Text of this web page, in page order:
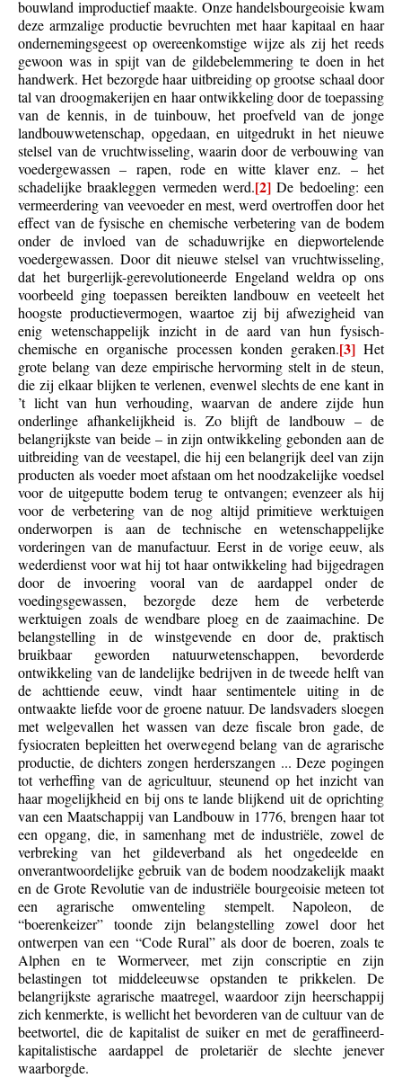
bouwland improductief maakte. Onze handelsbourgeoisie kwam
deze armzalige productie bevruchten met haar kapitaal en haar
ondernemingsgeest op overeenkomstige wijze als zij het reeds
gewoon was in spijt van de gildebelemmering te doen in het
handwerk. Het bezorgde haar uitbreiding op grootse schaal door
tal van droogmakerijen en haar ontwikkeling door de toepassing
van de kennis, in de tuinbouw, het proefveld van de jonge
landbouwwetenschap, opgedaan, en uitgedrukt in het nieuwe
stelsel van de vruchtwisseling, waarin door de verbouwing van
voedergewassen – rapen, rode en witte klaver enz. – het
schadelijke braakleggen vermeden werd.[2] De bedoeling: een
vermeerdering van veevoeder en mest, werd overtroffen door het
effect van de fysische en chemische verbetering van de bodem
onder de invloed van de schaduwrijke en diepwortelende
voedergewassen. Door dit nieuwe stelsel van vruchtwisseling,
dat het burgerlijk-gerevolutioneerde Engeland weldra op ons
voorbeeld ging toepassen bereikten landbouw en veeteelt het
hoogste productievermogen, waartoe zij bij afwezigheid van
enig wetenschappelijk inzicht in de aard van hun fysisch-
chemische en organische processen konden geraken.[3]Het
grote belang van deze empirische hervorming stelt in de steun,
die zij elkaar blijken te verlenen, evenwel slechts de ene kant in
’t licht van hun verhouding, waarvan de andere zijde hun
onderlinge afhankelijkheid is. Zo blijft de landbouw – de
belangrijkste van beide – in zijn ontwikkeling gebonden aan de
uitbreiding van de veestapel, die hij een belangrijk deel van zijn
producten als voeder moet afstaan om het noodzakelijke voedsel
voor de uitgeputte bodem terug te ontvangen; evenzeer als hij
voor de verbetering van de nog altijd primitieve werktuigen
onderworpen is aan de technische en wetenschappelijke
vorderingen van de manufactuur. Eerst in de vorige eeuw, als
wederdienst voor wat hij tot haar ontwikkeling had bijgedragen
door de invoering vooral van de aardappel onder de
voedingsgewassen, bezorgde deze hem de verbeterde
werktuigen zoals de wendbare ploeg en de zaaimachine. De
belangstelling in de winstgevende en door de, praktisch
bruikbaar geworden natuurwetenschappen, bevorderde
ontwikkeling van de landelijke bedrijven in de tweede helft van
de achttiende eeuw, vindt haar sentimentele uiting in de
ontwaakte liefde voor de groene natuur. De landsvaders sloegen
met welgevallen het wassen van deze fiscale bron gade, de
fysiocraten bepleitten het overwegend belang van de agrarische
productie, de dichters zongen herderszangen ... Deze pogingen
tot verheffing van de agricultuur, steunend op het inzicht van
haar mogelijkheid en bij ons te lande blijkend uit de oprichting
van een Maatschappij van Landbouw in 1776, brengen haar tot
een opgang, die, in samenhang met de industriële, zowel de
verbreking van het gildeverband als het ongedeelde en
onverantwoordelijke gebruik van de bodem noodzakelijk maakt
en de Grote Revolutie van de industriële bourgeoisie meteen tot
een agrarische omwenteling stempelt. Napoleon, de
“boerenkeizer” toonde zijn belangstelling zowel door het
ontwerpen van een “Code Rural” als door de boeren, zoals te
Alphen en te Wormerveer, met zijn conscriptie en zijn
belastingen tot middeleeuwse opstanden te prikkelen. De
belangrijkste agrarische maatregel, waardoor zijn heerschappij
zich kenmerkte, is wellicht het bevorderen van de cultuur van de
beetwortel, die de kapitalist de suiker en met de geraffineerd-
kapitalistische aardappel de proletariër de slechte jenever
waarborgde.